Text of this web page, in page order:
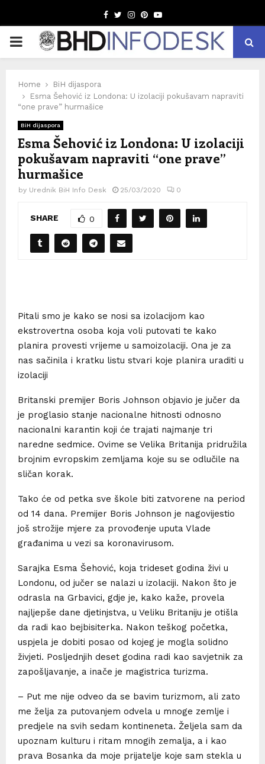
Facebook
TwitterInstagram
Pinterest
Youtube
PRIMARY
Home
BiH dijaspora
Esma Šehović iz Londona: U izolaciji pokušavam napraviti
“one prave” hurmašice
BiH dijaspora
Esma Šehović iz Londona: U izolaciji
pokušavam napraviti “one prave”
hurmašice
by Urednik BiH Info Desk 25/03/2020 0
SHARE 0
Pitali smo je kako se nosi sa izolacijom kao
ekstrovertna osoba koja voli putovati te kako
planira provesti vrijeme u samoizolaciji. Ona je za
nas sačinila i kratku listu stvari koje planira uraditi u
izolaciji
Britanski premijer Boris Johnson objavio je jučer da
je proglasio stanje nacionalne hitnosti odnosno
nacionalni karantin koji će trajati najmanje tri
naredne sedmice. Ovime se Velika Britanija pridružila
brojnim evropskim zemljama koje su se odlučile na
sličan korak.
Tako će od petka sve škole biti zatvorene na period
od 14 dana. Premijer Boris Johnson je nagovijestio
još strožije mjere za provođenje uputa Vlade
građanima u vezi sa koronavirusom.
Sarajka Esma Šehović, koja trideset godina živi u
Londonu, od jučer se nalazi u izolaciji. Nakon što je
odrasla na Grbavici, gdje je, kako kaže, provela
najljepše dane djetinjstva, u Veliku Britaniju je otišla
da radi kao bejbisiterka. Nakon teškog početka,
uspjela je dobiti posao od kojeg je mogla solidno
živjeti. Posljednjih deset godina radi kao savjetnik za
zapošljavanje, a inače je magistrica turizma.
– Put me nije odveo da se bavim turizmom, ali zato
me želja za putovanjem odvela u mnoge zemlje i
predjele na svih sedam kontineneta. Željela sam da
upoznam kulturu i ritam mnogih zemalja, a i kao
prava Bosanka da moje prijatelje koje sam stekla u